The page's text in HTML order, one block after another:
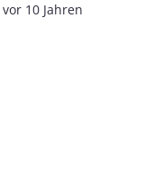
vor 10 Jahren